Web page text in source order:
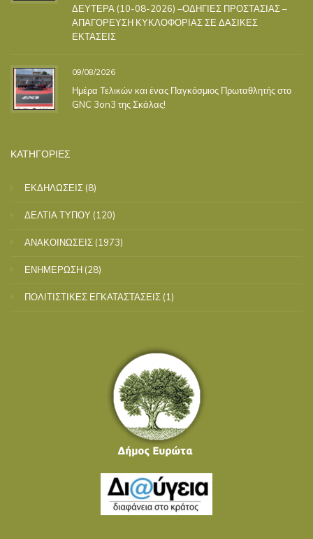
ΔΕΥΤΕΡΑ (10-08-2026) –ΟΔΗΓΙΕΣ ΠΡΟΣΤΑΣΙΑΣ –
ΑΠΑΓΟΡΕΥΣΗ ΚΥΚΛΟΦΟΡΙΑΣ ΣΕ ΔΑΣΙΚΕΣ
ΕΚΤΑΣΕΙΣ
09/08/2026
Ημέρα Τελικών και ένας Παγκόσμιος Πρωταθλητής στο
GNC 3on3 της Σκάλας!
ΚΑΤΗΓΟΡΙΕΣ
ΕΚΔΗΛΩΣΕΙΣ (8)
ΔΕΛΤΙΑ ΤΥΠΟΥ (120)
ΑΝΑΚΟΙΝΩΣΕΙΣ (1973)
ΕΝΗΜΕΡΩΣΗ (28)
ΠΟΛΙΤΙΣΤΙΚΕΣ ΕΓΚΑΤΑΣΤΑΣΕΙΣ (1)